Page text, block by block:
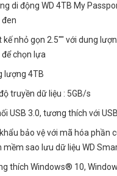
di động WD 4TB My
kế nhỏ gọn 2.5"" với dung
chọn lựa
lượng 4TB
truyền dữ liệu : 5GB/s
USB 3.0, tương thích với
bảo vệ với mã hóa phần
mềm sao lưu dữ liệu WD
thích Windows® 10,